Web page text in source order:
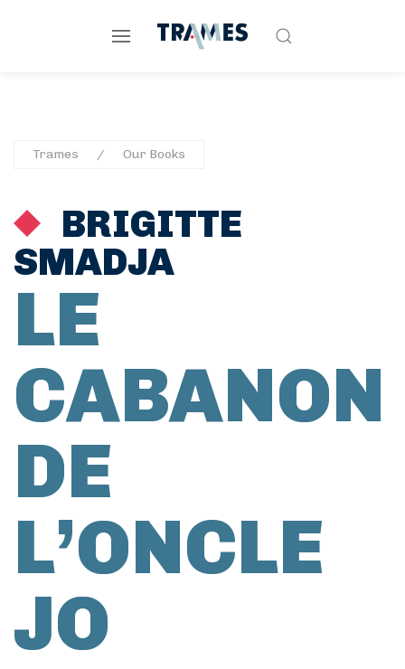
Trames Our Books
BRIGITTE
SMADJA
LE
CABANON
DE
L’ONCLE
JO